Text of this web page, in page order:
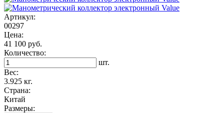
Артикул:
00297
Цена:
41 100 руб.
Количество:
шт.
Вес:
3.925 кг.
Страна:
Китай
Размеры: